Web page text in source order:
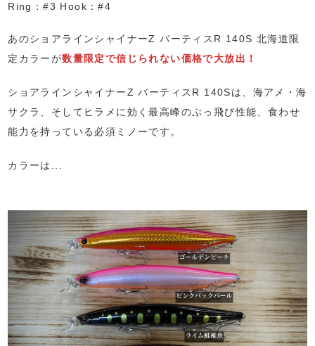
Ring：#3 Hook：#4
あのショアラインシャイナーZ バーティスR 140S 北海道限
定カラーが数量限定で信じられない価格で大放出！
ショアラインシャイナーZ バーティスR 140Sは、海アメ・海
サクラ、そしてヒラメに効く最高峰のぶっ飛び性能、食わせ
能力を持っている必須ミノーです。
カラーは...